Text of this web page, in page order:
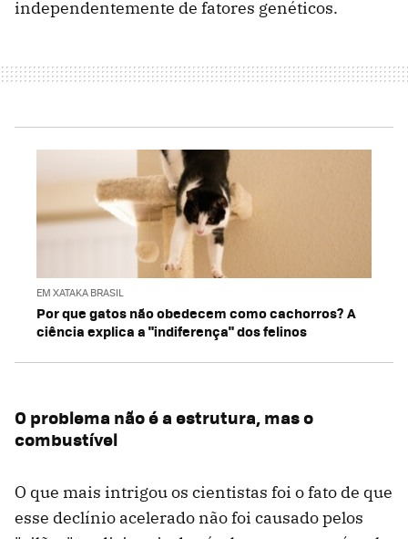
independentemente de fatores genéticos.
EM XATAKA BRASIL
Por que gatos não obedecem como cachorros? A
ciência explica a "indiferença" dos felinos
O problema não é a estrutura, mas o
combustível
O que mais intrigou os cientistas foi o fato de que
esse declínio acelerado não foi causado pelos